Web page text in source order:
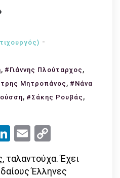
, #Γιάννης Πλούταρχος ,
Μητροπάνος , #Νάνα
, #Σάκης Ρουβάς ,
LinkedIn
Email
Link
ταλαντούχα. Έχει
Έλληνες